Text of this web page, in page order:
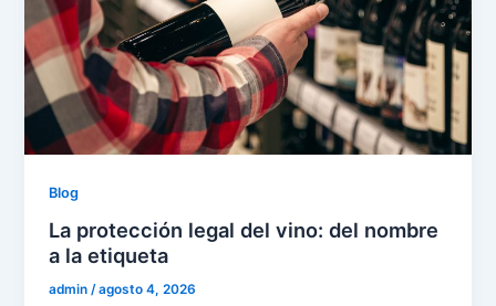
Blog
La protección legal del vino: del nombre
a la etiqueta
admin/agosto 4, 2026